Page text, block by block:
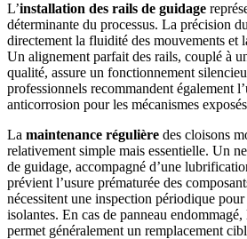
L’installation des rails de guidage
déterminante du processus. La précision
directement la fluidité des mouvements et
Un alignement parfait des rails, couplé à
qualité, assure un fonctionnement
professionnels recommandent également
anticorrosion pour les mécanismes
La maintenance régulière des cloisons
relativement simple mais essentielle. Un
de guidage, accompagné d’une
prévient l’usure prématurée des
nécessitent une inspection périodique
isolantes. En cas de panneau
permet généralement un remplacement